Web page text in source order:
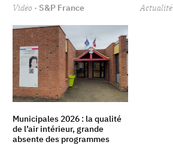
Vidéo · S&P France
Actualité
Municipales 2026 : la qualité
de l’air intérieur, grande
absente des programmes